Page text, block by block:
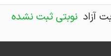
آزاد نوبتی ثبت نشده